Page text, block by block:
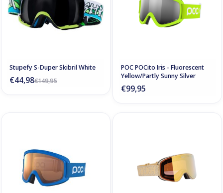
Stupefy S-Duper Skibril White
€149,95
€44,98
POC POCito Iris - Fluorescent
Yellow/Partly Sunny Silver
€99,95